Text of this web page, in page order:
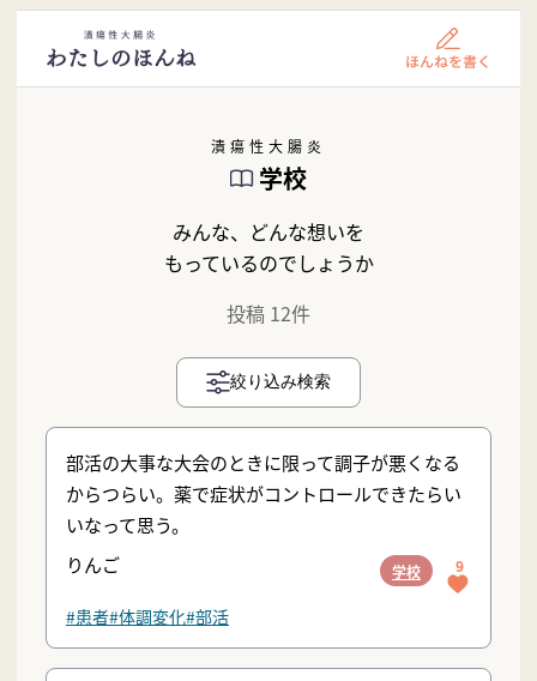
潰瘍性大腸炎
学校
みんな、どんな想いを
もっているのでしょうか
投稿 12件
絞り込み検索
部活の大事な大会のときに限って調子が悪くなる
からつらい。薬で症状がコントロールできたらい
いなって思う。
りんご
学校 9
#患者#体調変化#部活